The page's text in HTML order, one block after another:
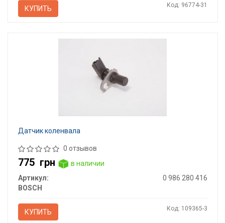
КУПИТЬ Код: 96774-31
Датчик коленвала
0 отзывов
775 грн
в наличии
Артикул:
0 986 280 416
BOSCH
КУПИТЬ Код: 109365-3